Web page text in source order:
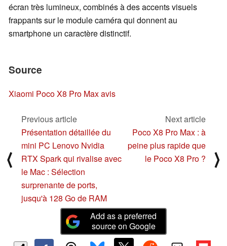
écran très lumineux, combinés à des accents visuels
frappants sur le module caméra qui donnent au
smartphone un caractère distinctif.
Source
Xiaomi Poco X8 Pro Max avis
⟨
Previous article
Présentation détaillée du
mini PC Lenovo Nvidia
RTX Spark qui rivalise avec
le Mac : Sélection
surprenante de ports,
jusqu'à 128 Go de RAM
Next article
Poco X8 Pro Max : à
peine plus rapide que
le Poco X8 Pro ?
⟩
Add as a preferred
source on Google